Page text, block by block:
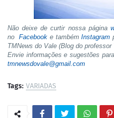
Não deixe de curtir nossa página
noFacebook e tambémInstagram
TMNews do Vale (Blog do professor
Envie informações e sugestões
tmnewsdovale@gmail.com
Tags: VARIADAS